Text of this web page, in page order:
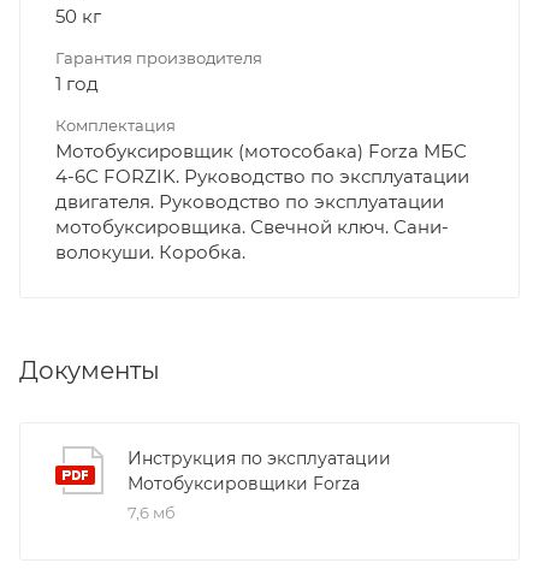
50 кг
Гарантия производителя
1 год
Комплектация
Мотобуксировщик (мотособака) Forza МБС
4-6С FORZIK. Руководство по эксплуатации
двигателя. Руководство по эксплуатации
мотобуксировщика. Свечной ключ. Сани-
волокуши. Коробка.
Документы
Инструкция по эксплуатации
Мотобуксировщики Forza
7,6 мб